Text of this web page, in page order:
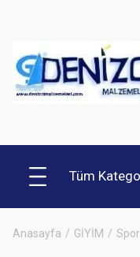
Tüm
Anasayfa GİYİM